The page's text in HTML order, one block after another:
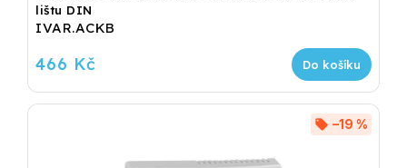
lištu DIN
IVAR.ACKB
466 Kč Do košíku
–19 %